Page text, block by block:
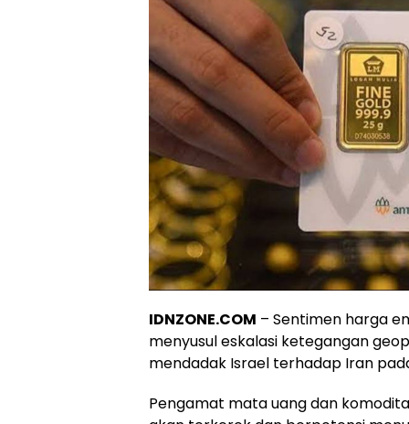
IDNZONE.COM – Sentimen harga
menyusul eskalasi ketegangan
mendadak Israel terhadap Iran
Pengamat mata uang dan